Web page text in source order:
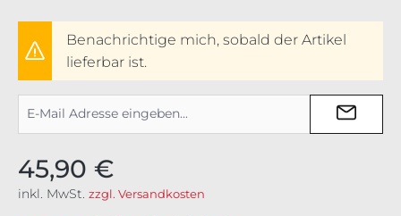
Benachrichtige mich, sobald der Artikel
lieferbar ist.
45,90 €
inkl. MwSt. zzgl. Versandkosten